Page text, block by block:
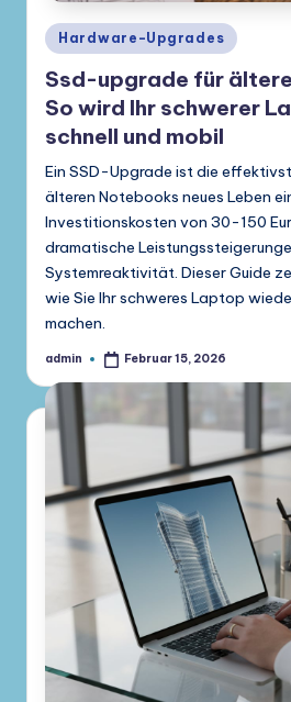
Posted
in
Hardware-Upgrades
Ssd-upgrade für
So wird Ihr schwerer
schnell und mobil
Ein SSD-Upgrade ist die
älteren Notebooks neues Leben
Investitionskosten von 30-150
dramatische
Systemreaktivität. Dieser Guide
wie Sie Ihr schweres Laptop
machen.
Gepostet
admin Februar 15, 2026